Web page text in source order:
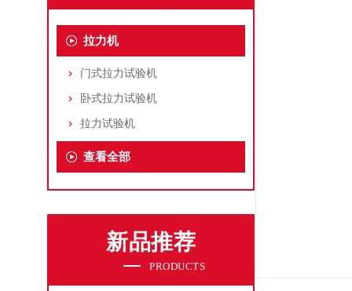
拉力机
门式拉力试验机
卧式拉力试验机
拉力试验机
查看全部
新品推荐
PRODUCTS